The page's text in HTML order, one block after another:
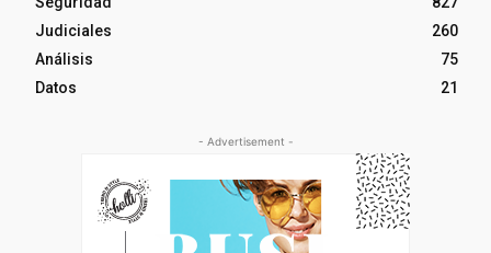
Judiciales
260
Análisis
75
Datos
21
- Advertisement -